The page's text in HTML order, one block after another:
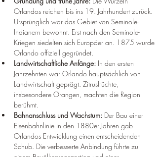
Orlandos reichen bis ins 19. Jahrhundert zurück.
Ursprünglich war das Gebiet von Seminole-
Indianern bewohnt. Erst nach den Seminole-
Kriegen siedelten sich Europäer an. 1875 wurde
Orlando offiziell gegründet.
Landwirtschaftliche Anfänge: In den ersten
Jahrzehnten war Orlando hauptsächlich von
Landwirtschaft geprägt. Zitrusfrüchte,
insbesondere Orangen, machten die Region
berühmt.
Bahnanschluss und Wachstum: Der Bau einer
Eisenbahnlinie in den 1880er Jahren gab
Orlandos Entwicklung einen entscheidenden
Schub. Die verbesserte Anbindung führte zu